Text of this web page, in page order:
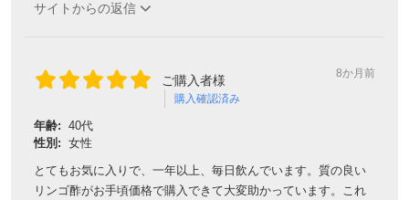
サイトからの返信
ご購入者様
購入確認済み
8か月前
年齢: 40代
性別: 女性
とてもお気に入りで、一年以上、毎日飲んでいます。質の良い
リンゴ酢がお手頃価格で購入できて大変助かっています。これ